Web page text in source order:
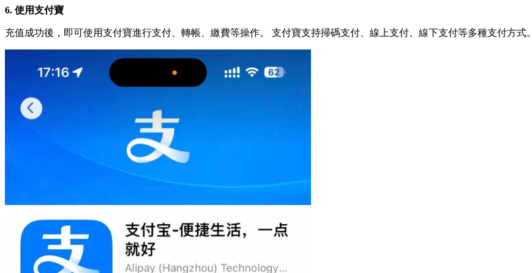
6. 使用支付寶
充值成功後，即可使用支付寶進行支付、轉帳、繳費等操作。 支付寶支持掃碼支付、線上支付、線下支付等多種支付方式。